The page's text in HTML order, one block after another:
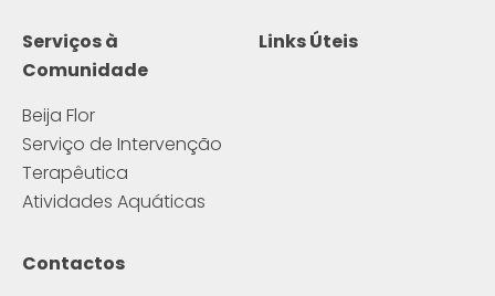
Serviços à
Comunidade
Beija Flor
Serviço de Intervenção
Terapêutica
Atividades Aquáticas
Links Úteis
Contactos